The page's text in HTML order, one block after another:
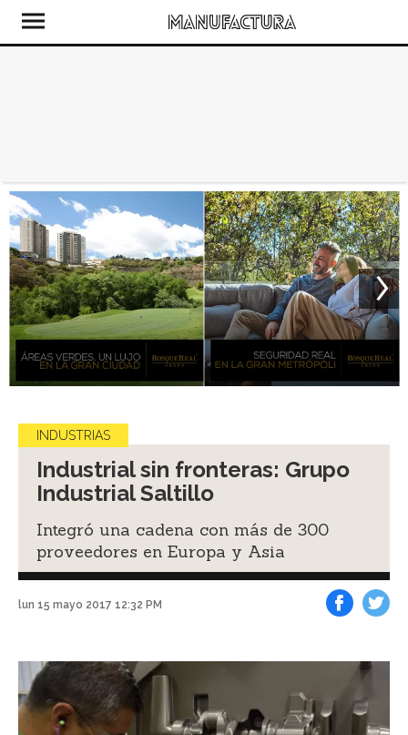
INDUSTRIAS
Industrial sin fronteras: Grupo
Industrial Saltillo
Integró una cadena con más de 300
proveedores en Europa y Asia
lun 15 mayo 2017 12:32 PM